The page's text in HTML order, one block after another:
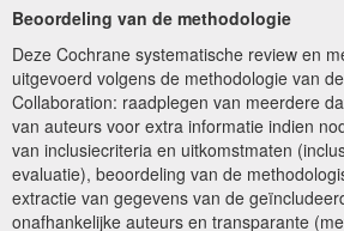
Beoordeling van de methodologie
Deze Cochrane systematische review en
uitgevoerd volgens de methodologie van
Collaboration: raadplegen van meerdere
van auteurs voor extra informatie indien
van inclusiecriteria en uitkomstmaten
evaluatie), beoordeling van de
extractie van gegevens van de
onafhankelijke auteurs en transparante